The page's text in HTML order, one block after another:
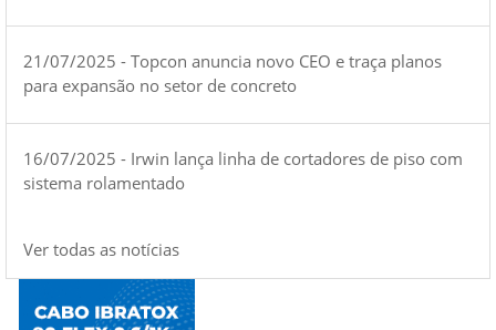
21/07/2025 - Topcon anuncia novo CEO e traça planos
para expansão no setor de concreto
16/07/2025 - Irwin lança linha de cortadores de piso com
sistema rolamentado
Ver todas as notícias